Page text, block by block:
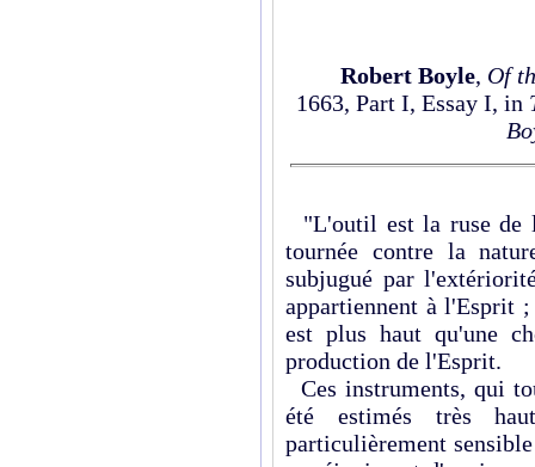
Robert Boyle, Of
1663, Part I, Essay I, in
"L'outil est la ruse de
tournée contre la
subjugué par
appartiennent à l'Esprit
est plus haut qu'une
production de l'Esprit.
Ces instruments, qui
été estimés très
particulièrement